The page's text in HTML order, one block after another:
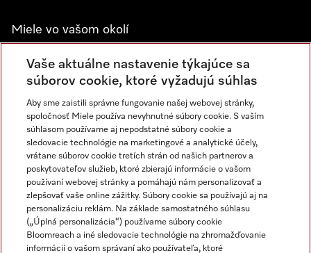
Miele vo vašom okolí
Spoznajte predajne Miele
Newsletter
Miele na Instagrame
Miele na YouTube
Vaše aktuálne nastavenie týkajúce sa
súborov cookie, ktoré vyžadujú súhlas
Aby sme zaistili správne fungovanie našej webovej stránky,
spoločnosť Miele používa nevyhnutné súbory cookie. S vaším
súhlasom používame aj nepodstatné súbory cookie a
sledovacie technológie na marketingové a analytické účely,
vrátane súborov cookie tretích strán od našich partnerov a
poskytovateľov služieb, ktoré zbierajú informácie o vašom
používaní webovej stránky a pomáhajú nám personalizovať a
zlepšovať vaše online zážitky. Súbory cookie sa používajú aj na
personalizáciu reklám. Na základe samostatného súhlasu
(„Úplná personalizácia“) používame súbory cookie
Bloomreach a iné sledovacie technológie na zhromažďovanie
informácií o vašom správaní ako používateľa, ktoré